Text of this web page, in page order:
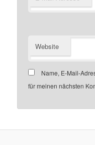
Website
Name, E-Mail-
für meinen nächsten